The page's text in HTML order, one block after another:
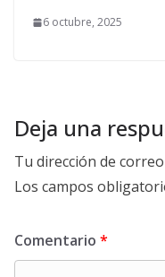
6 octubre, 2025
Deja una
Tu dirección de
Los campos
Comentario *